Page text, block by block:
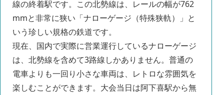
線の終着駅です。この北勢線は、レールの幅が762
mmと非常に狭い「ナローゲージ（特殊狭軌）」と
いう珍しい規格の鉄道です。
現在、国内で実際に営業運行しているナローゲージ
は、北勢線を含めて3路線しかありません。普通の
電車よりも一回り小さな車両は、レトロな雰囲気を
楽しむことができます。大会当日は阿下喜駅から無